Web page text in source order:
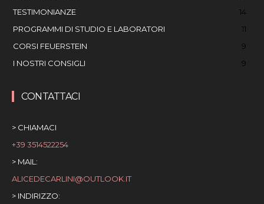
TESTIMONIANZE
14
PROGRAMMI DI STUDIO E LABORATORI
11
CORSI FEUERSTEIN
9
I NOSTRI CONSIGLI
9
CONTATTACI
> CHIAMACI
+39 3514522254
> MAIL:
ALICEDECARLINI@OUTLOOK.IT
> INDIRIZZO: